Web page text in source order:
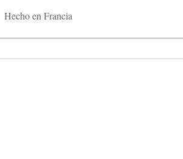
Hecho en Francia